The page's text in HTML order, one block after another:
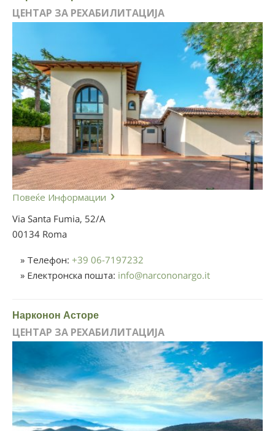
ЦЕНТАР ЗА РЕХАБИЛИТАЦИЈА
Повеќе Информации
Via Santa Fumia, 52/A
00134 Roma
» Телефон: +39 06-7197232
» Електронска пошта: info@narcononargo.it
Нарконон Асторе
ЦЕНТАР ЗА РЕХАБИЛИТАЦИЈА